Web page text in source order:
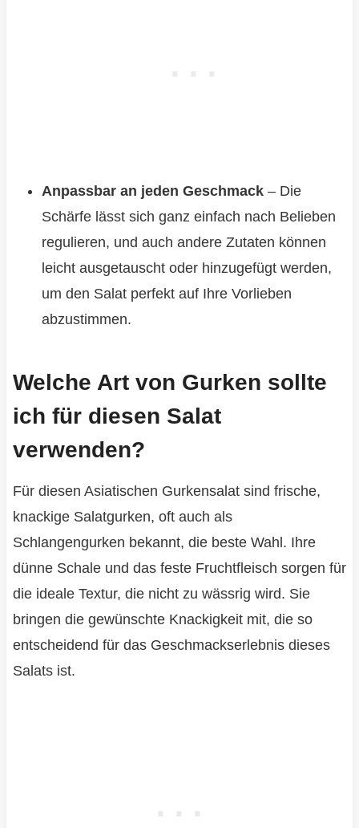
Anpassbar an jeden Geschmack– Die
Schärfe lässt sich ganz einfach nach Belieben
regulieren, und auch andere Zutaten können
leicht ausgetauscht oder hinzugefügt werden,
um den Salat perfekt auf Ihre Vorlieben
abzustimmen.
Welche Art von Gurken sollte
ich für diesen Salat
verwenden?
Für diesen Asiatischen Gurkensalat sind frische,
knackige Salatgurken, oft auch als
Schlangengurken bekannt, die beste Wahl. Ihre
dünne Schale und das feste Fruchtfleisch sorgen für
die ideale Textur, die nicht zu wässrig wird. Sie
bringen die gewünschte Knackigkeit mit, die so
entscheidend für das Geschmackserlebnis dieses
Salats ist.